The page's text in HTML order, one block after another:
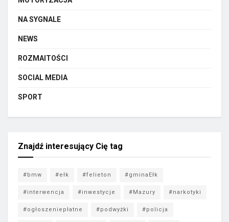
NA SYGNALE
NEWS
ROZMAITOŚCI
SOCIAL MEDIA
SPORT
Znajdź interesujący Cię tag
#bmw #ełk #felieton #gminaEłk
#interwencja #inwestycje #Mazury #narkotyki
#ogłoszeniepłatne #podwyżki #policja